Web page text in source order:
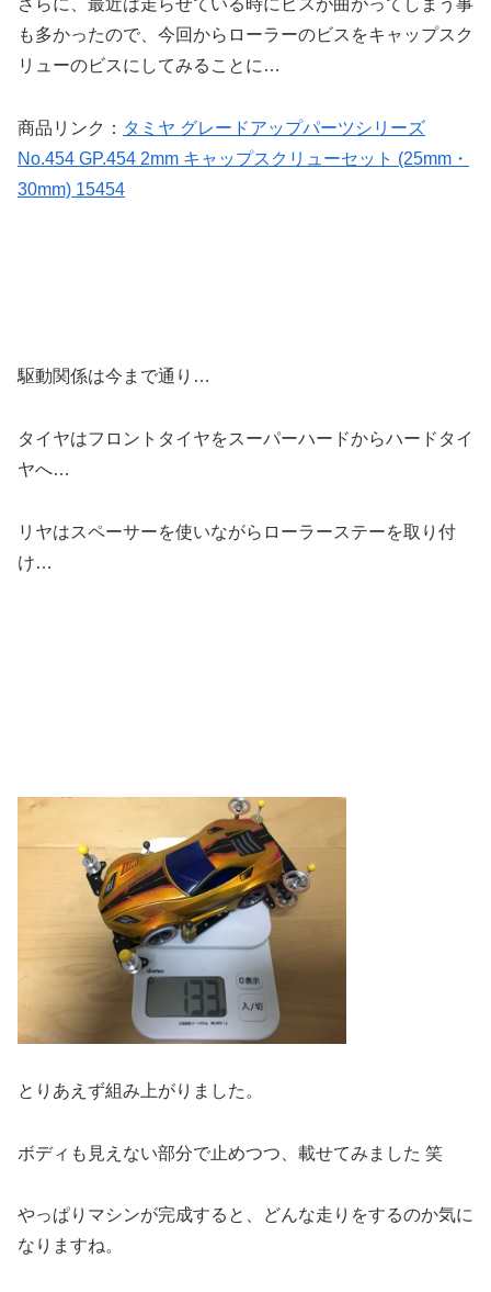
さらに、最近は走らせている時にビスが曲がってしまう事
も多かったので、今回からローラーのビスをキャップスク
リューのビスにしてみることに…
商品リンク： タミヤ グレードアップパーツシリーズ
No.454 GP.454 2mm キャップスクリューセット (25mm・
30mm) 15454
駆動関係は今まで通り…
タイヤはフロントタイヤをスーパーハードからハードタイ
ヤへ…
リヤはスペーサーを使いながらローラーステーを取り付
け…
とりあえず組み上がりました。
ボディも見えない部分で止めつつ、載せてみました 笑
やっぱりマシンが完成すると、どんな走りをするのか気に
なりますね。